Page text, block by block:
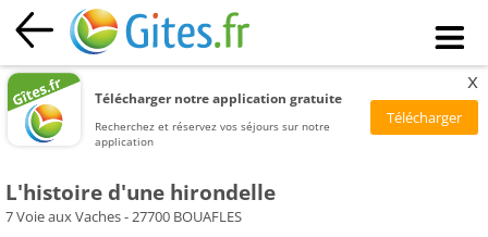
Télécharger notre application gratuite
Recherchez et réservez vos séjours sur notre
application
x
L'histoire d'une hirondelle
7 Voie aux Vaches - 27700 BOUAFLES